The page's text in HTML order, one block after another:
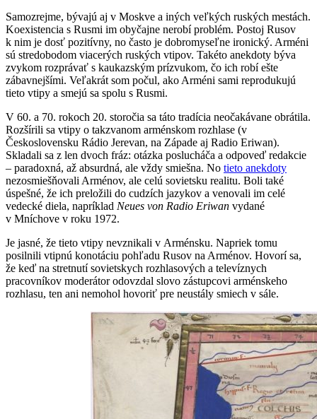
Samozrejme, bývajú aj v Moskve a iných veľkých ruských mestách.
Koexistencia s Rusmi im obyčajne nerobí problém. Postoj Rusov
k nim je dosť pozitívny, no často je dobromyseľne ironický. Arméni
sú stredobodom viacerých ruských vtipov. Takéto anekdoty býva
zvykom rozprávať s kaukazským prízvukom, čo ich robí ešte
zábavnejšími. Veľakrát som počul, ako Arméni sami reprodukujú
tieto vtipy a smejú sa spolu s Rusmi.
V 60. a 70. rokoch 20. storočia sa táto tradícia neočakávane obrátila.
Rozšírili sa vtipy o takzvanom arménskom rozhlase (v
Československu Rádio Jerevan, na Západe aj Radio Eriwan).
Skladali sa z len dvoch fráz: otázka poslucháča a odpoveď redakcie
– paradoxná, až absurdná, ale vždy smiešna. No tieto anekdoty
nezosmiešňovali Arménov, ale celú sovietsku realitu. Boli také
úspešné, že ich preložili do cudzích jazykov a venovali im celé
vedecké diela, napríklad Neues von Radio Eriwan vydané
v Mníchove v roku 1972.
Je jasné, že tieto vtipy nevznikali v Arménsku. Napriek tomu
posilnili vtipnú konotáciu pohľadu Rusov na Arménov. Hovorí sa,
že keď na stretnutí sovietskych rozhlasových a televíznych
pracovníkov moderátor odovzdal slovo zástupcovi arménskeho
rozhlasu, ten ani nemohol hovoriť pre neustály smiech v sále.